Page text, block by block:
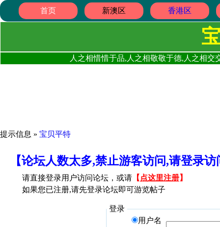
首页 新澳区 香港区
人之相惜惜于品,人之相敬敬于德,人之相
提示信息 » 宝贝平特
【论坛人数太多,禁止游客访问,请登录
请直接登录用户访问论坛，或请 【 点这里注册】
如果您已注册,请先登录论坛即可游览帖子
登录
用户名